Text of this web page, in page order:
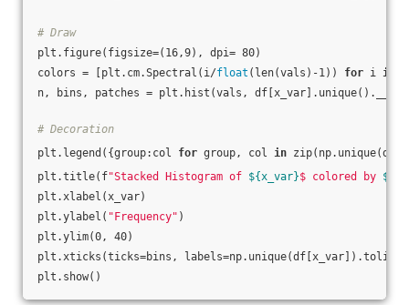
# Draw
plt.figure(figsize=(16,9), dpi= 80)
colors = [plt.cm.Spectral(i/float (len(vals)-1)) for i in
n, bins, patches = plt.hist(vals,
# Decoration
plt.legend({group:col for group, col in
plt.title(f"Stacked Histogram of ${x_var}$ colored by
plt.xlabel(x_var)
plt.ylabel( "Frequency" )
plt.ylim(0, 40)
plt.xticks(ticks=bins,
plt.show()